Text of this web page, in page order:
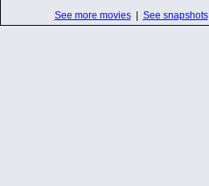
See more movies| See snapshots